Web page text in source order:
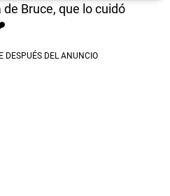
Bruce, que lo cuidó